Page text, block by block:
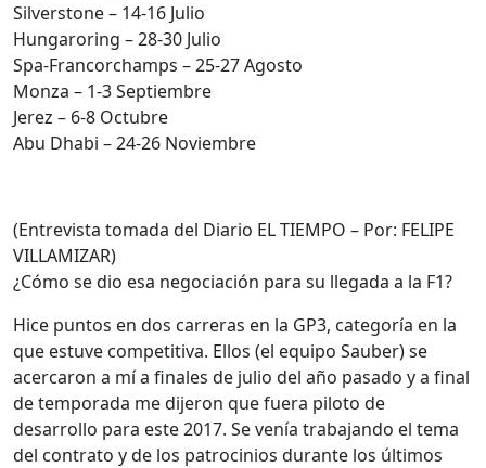
Silverstone – 14-16 Julio
Hungaroring – 28-30 Julio
Spa-Francorchamps – 25-27 Agosto
Monza – 1-3 Septiembre
Jerez – 6-8 Octubre
Abu Dhabi – 24-26 Noviembre
(Entrevista tomada del Diario EL TIEMPO – Por: FELIPE
VILLAMIZAR)
¿Cómo se dio esa negociación para su llegada a la F1?
Hice puntos en dos carreras en la GP3, categoría en la
que estuve competitiva. Ellos (el equipo Sauber) se
acercaron a mí a finales de julio del año pasado y a final
de temporada me dijeron que fuera piloto de
desarrollo para este 2017. Se venía trabajando el tema
del contrato y de los patrocinios durante los últimos